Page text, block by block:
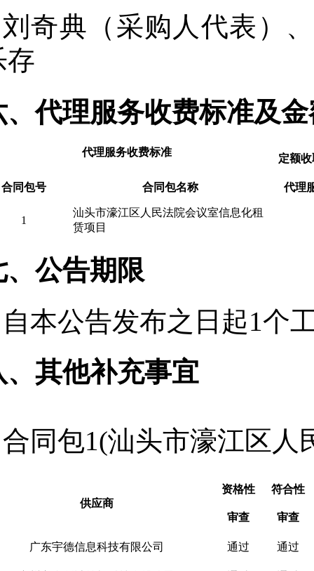
刘奇典（采购人代表） 、
存
、代理服务收费标准及
代理服务收费标准
定额
合同包号 合同包名称 代理
1
汕头市濠江区人民法院会议室信息化租
赁项目
、公告期限
自本公告发布之日起1个
、其他补充事宜
合同包1(汕头市濠江区人
供应商
资格性
审查
符合性
审查
广东宇德信息科技有限公司 通过 通过